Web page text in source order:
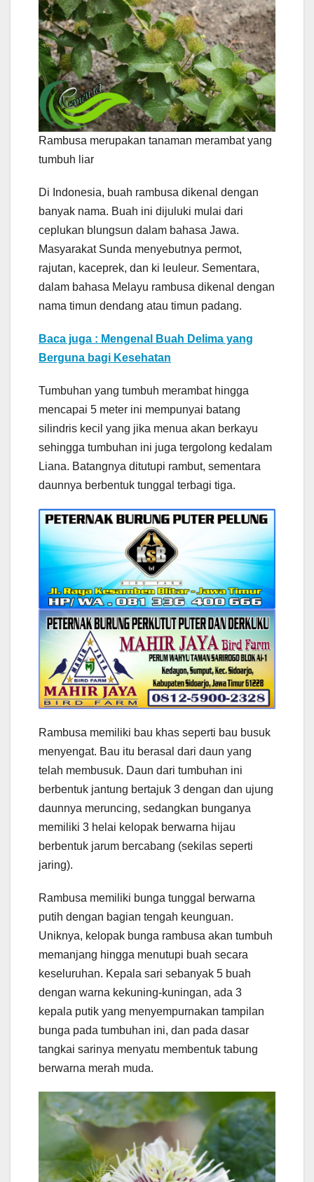
Rambusa merupakan tanaman merambat yang
tumbuh liar
Di Indonesia, buah rambusa dikenal dengan
banyak nama. Buah ini dijuluki mulai dari
ceplukan blungsun dalam bahasa Jawa.
Masyarakat Sunda menyebutnya permot,
rajutan, kaceprek, dan ki leuleur. Sementara,
dalam bahasa Melayu rambusa dikenal dengan
nama timun dendang atau timun padang.
Baca juga : Mengenal Buah Delima yang
Berguna bagi Kesehatan
Tumbuhan yang tumbuh merambat hingga
mencapai 5 meter ini mempunyai batang
silindris kecil yang jika menua akan berkayu
sehingga tumbuhan ini juga tergolong kedalam
Liana. Batangnya ditutupi rambut, sementara
daunnya berbentuk tunggal terbagi tiga.
Rambusa memiliki bau khas seperti bau busuk
menyengat. Bau itu berasal dari daun yang
telah membusuk. Daun dari tumbuhan ini
berbentuk jantung bertajuk 3 dengan dan ujung
daunnya meruncing, sedangkan bunganya
memiliki 3 helai kelopak berwarna hijau
berbentuk jarum bercabang (sekilas seperti
jaring).
Rambusa memiliki bunga tunggal berwarna
putih dengan bagian tengah keunguan.
Uniknya, kelopak bunga rambusa akan tumbuh
memanjang hingga menutupi buah secara
keseluruhan. Kepala sari sebanyak 5 buah
dengan warna kekuning-kuningan, ada 3
kepala putik yang menyempurnakan tampilan
bunga pada tumbuhan ini, dan pada dasar
tangkai sarinya menyatu membentuk tabung
berwarna merah muda.